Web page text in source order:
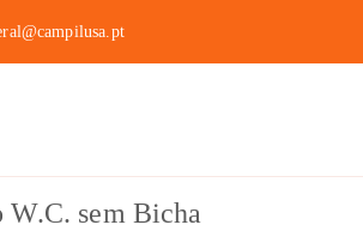
sem Bicha